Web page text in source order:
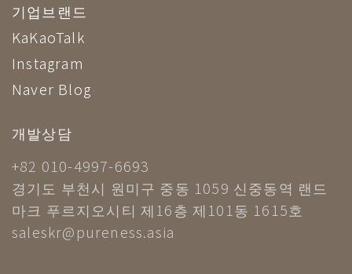
기업브랜드
KaKaoTalk
Instagram
Naver Blog
개발상담
+82 010-4997-6693
경기도 부천시 원미구 중동 1059 신중동역 랜드
마크 푸르지오시티 제16층 제101동 1615호
saleskr@pureness.asia